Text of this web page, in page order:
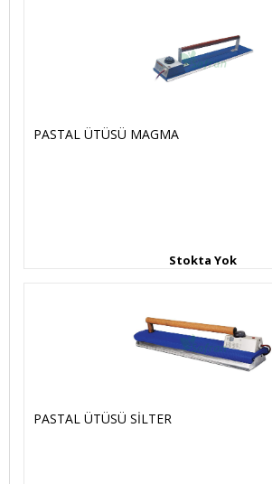
PASTAL ÜTÜSÜ MAGMA
Stokta Yok
PASTAL ÜTÜSÜ SİLTER